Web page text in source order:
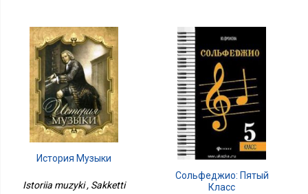
История Музыки
Istoriia muzyki , Sakketti
Сольфеджио: Пятый
Класс